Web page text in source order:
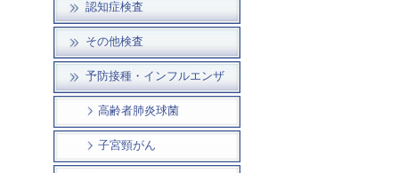
認知症検査
その他検査
予防接種・インフルエンザ
高齢者肺炎球菌
子宮頸がん